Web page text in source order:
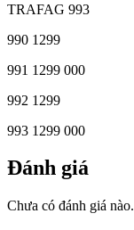
TRAFAG 993
990 1299
991 1299 000
992 1299
993 1299 000
Đánh giá
Chưa có đánh giá nào.